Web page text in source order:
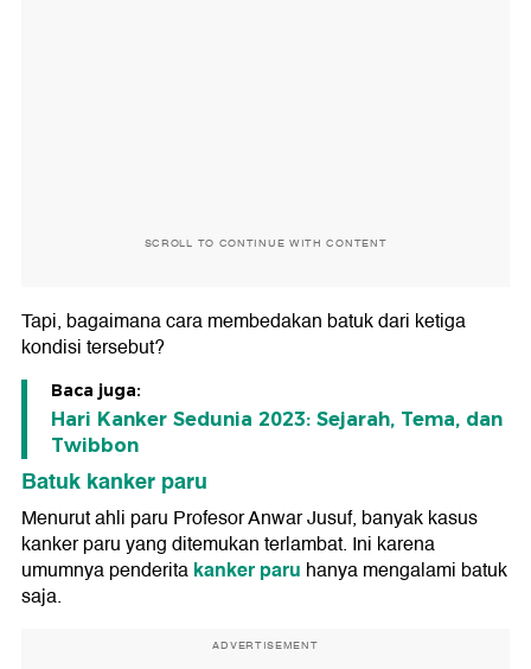
SCROLL TO CONTINUE WITH CONTENT
Tapi, bagaimana cara membedakan batuk dari ketiga
kondisi tersebut?
Baca juga:
Hari Kanker Sedunia 2023: Sejarah, Tema, dan
Twibbon
Batuk kanker paru
Menurut ahli paru Profesor Anwar Jusuf, banyak kasus
kanker paru yang ditemukan terlambat. Ini karena
umumnya penderitakanker paru hanya mengalami batuk
saja.
ADVERTISEMENT